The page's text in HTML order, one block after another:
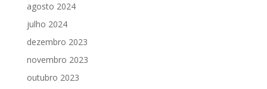
agosto 2024
julho 2024
dezembro 2023
novembro 2023
outubro 2023